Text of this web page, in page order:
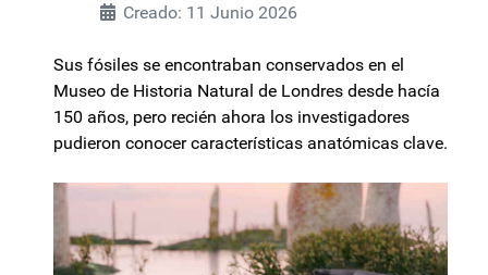
Creado: 11 Junio 2026
Sus fósiles se encontraban conservados en el
Museo de Historia Natural de Londres desde hacía
150 años, pero recién ahora los investigadores
pudieron conocer características anatómicas clave.